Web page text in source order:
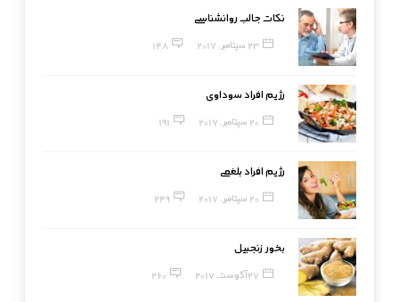
نکات جالب روانشناسی
23 سپتامبر, 2017 148
رژیم افراد سوداوی
20 سپتامبر, 2017 191
رژیم افراد بلغمی
20 سپتامبر, 2017 249
بخور زنجبیل
27 آگوست, 2017 260